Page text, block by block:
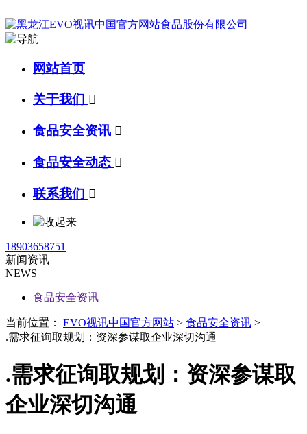
网站首页
关于我们 
食品安全资讯 
食品安全动态 
联系我们 
18903658751
新闻资讯
NEWS
食品安全资讯
当前位置： EVO视讯中国官方网站 > 食品安全资讯 >
.需求征询取规划：资深参谋取企业深切沟通
.需求征询取规划：资深参谋取
企业深切沟通